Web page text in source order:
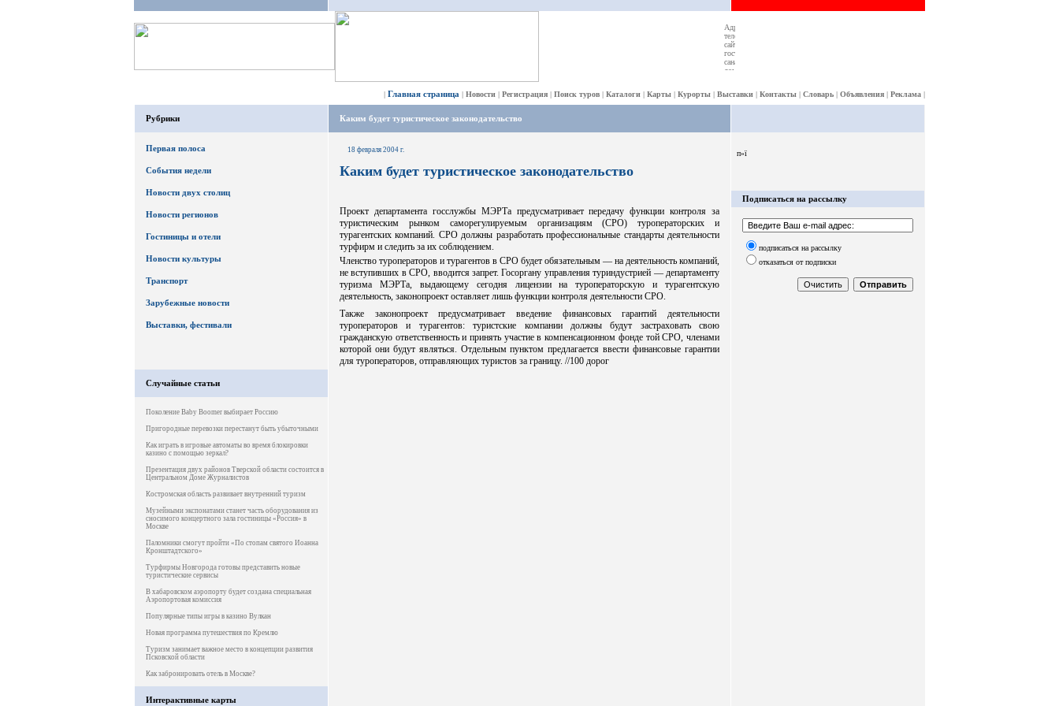
| Главная страница | Новости | Регистрация | Поиск туров | Каталоги | Карты | Курорты | Выставки | Контакты | Словарь | Объявления | Реклама |
Рубрики
Первая полоса
События недели
Новости двух столиц
Новости регионов
Гостиницы и отели
Новости культуры
Транспорт
Зарубежные новости
Выставки, фестивали
Случайные статьи
Поколение Baby Boomer выбирает Россию
Пригородные перевозки перестанут быть убыточными
Как играть в игровые автоматы во время блокировки
казино с помощью зеркал?
Презентация двух районов Тверской области состоится в
Центральном Доме Журналистов
Костромская область развивает внутренний туризм
Музейными экспонатами станет часть оборудования из
сносимого концертного зала гостиницы «Россия» в
Москве
Паломники смогут пройти «По стопам святого Иоанна
Кронштадтского»
Турфирмы Новгорода готовы представить новые
туристические сервисы
В хабаровском аэропорту будет создана специальная
Аэропортовая комиссия
Популярные типы игры в казино Вулкан
Новая программа путешествия по Кремлю
Туризм занимает важное место в концепции развития
Псковской области
Как забронировать отель в Москве?
Интерактивные карты
Каким будет туристическое законодательство
18 февраля 2004 г.
Каким будет туристическое законодательство
Проект департамента госслужбы МЭРТа предусматривает передачу функции контроля за
туристическим рынком саморегулируемым организациям (СРО) туроператорских и
турагентских компаний. СРО должны разработать профессиональные стандарты деятельности
турфирм и следить за их соблюдением.
Членство туроператоров и турагентов в СРО будет обязательным — на деятельность компаний,
не вступивших в СРО, вводится запрет. Госоргану управления туриндустрией — департаменту
туризма МЭРТа, выдающему сегодня лицензии на туроператорскую и турагентскую
деятельность, законопроект оставляет лишь функции контроля деятельности СРО.
Также законопроект предусматривает введение финансовых гарантий деятельности
туроператоров и турагентов: туристские компании должны будут застраховать свою
гражданскую ответственность и принять участие в компенсационном фонде той СРО, членами
которой они будут являться. Отдельным пунктом предлагается ввести финансовые гарантии
для туроператоров, отправляющих туристов за границу. //100 дорог
п»ї
Подписаться на рассылку
подписаться на рассылку
отказаться от подписки